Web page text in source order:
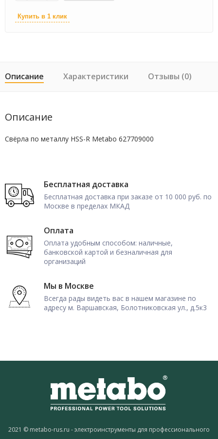
Купить в 1 клик
Описание Характеристики Отзывы (0)
Описание
Свёрла по металлу HSS-R Metabo 627709000
Бесплатная доставка
Бесплатная доставка при заказе от 10 000 руб. по
Москве в пределах МКАД
Оплата
Оплата удобным способом: наличные,
банковской картой и безналичная для
организаций
Мы в Москве
Всегда рады видеть вас в нашем магазине по
адресу м. Варшавская, Болотниковская ул., д.5к3
2021 © metabo-rus.ru - электроинструменты для профессионального